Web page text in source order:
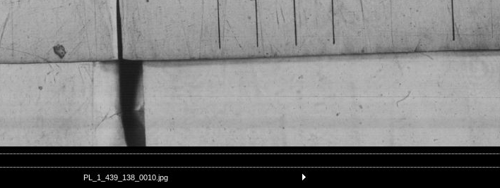
PL_1_439_138_0010.jpg